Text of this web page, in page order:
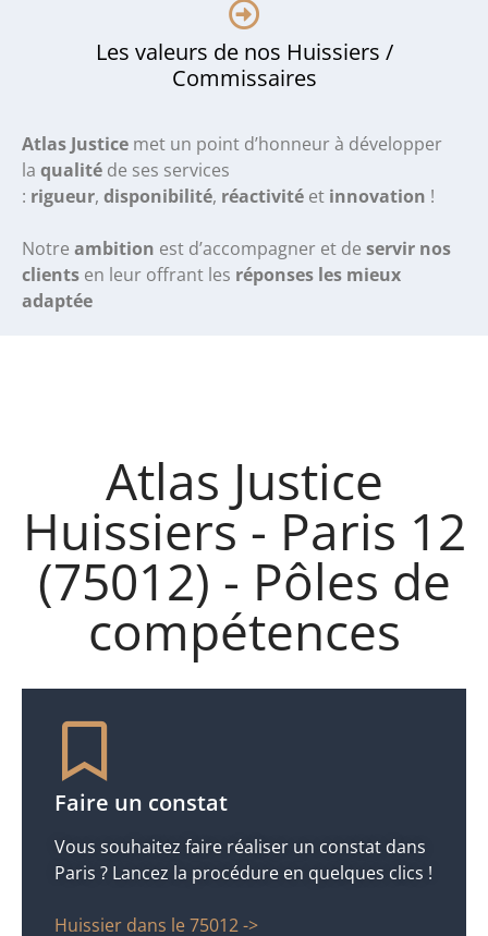
Les valeurs de nos Huissiers /
Commissaires
Atlas Justice met un point d’honneur à développer
la qualité de ses services
: rigueur, disponibilité, réactivité et innovation !
Notre ambition est d’accompagner et de servir nos
clients en leur offrant les réponses les mieux
adaptée
Atlas Justice
Huissiers - Paris 12
(75012) - Pôles de
compétences
Faire un constat
Vous souhaitez faire réaliser un constat dans
Paris ? Lancez la procédure en quelques clics !
Huissier dans le 75012 ->